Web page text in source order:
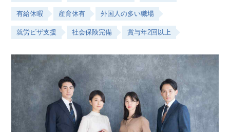
有給休暇 産育休有 外国人の多い職場
就労ビザ支援 社会保険完備 賞与年2回以上